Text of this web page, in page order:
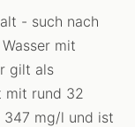
- such nach
mit
gilt als
mit rund 32
347 mg/l und ist